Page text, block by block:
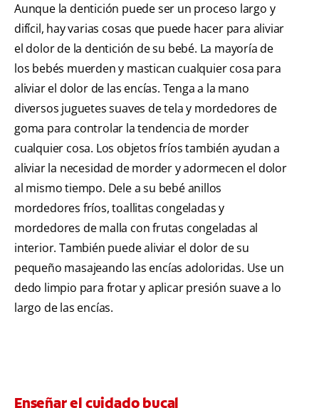
Aunque la dentición puede ser un proceso largo y
difícil, hay varias cosas que puede hacer para aliviar
el dolor de la dentición de su bebé. La mayoría de
los bebés muerden y mastican cualquier cosa para
aliviar el dolor de las encías. Tenga a la mano
diversos juguetes suaves de tela y mordedores de
goma para controlar la tendencia de morder
cualquier cosa. Los objetos fríos también ayudan a
aliviar la necesidad de morder y adormecen el dolor
al mismo tiempo. Dele a su bebé anillos
mordedores fríos, toallitas congeladas y
mordedores de malla con frutas congeladas al
interior. También puede aliviar el dolor de su
pequeño masajeando las encías adoloridas. Use un
dedo limpio para frotar y aplicar presión suave a lo
largo de las encías.
Enseñar el cuidado bucal